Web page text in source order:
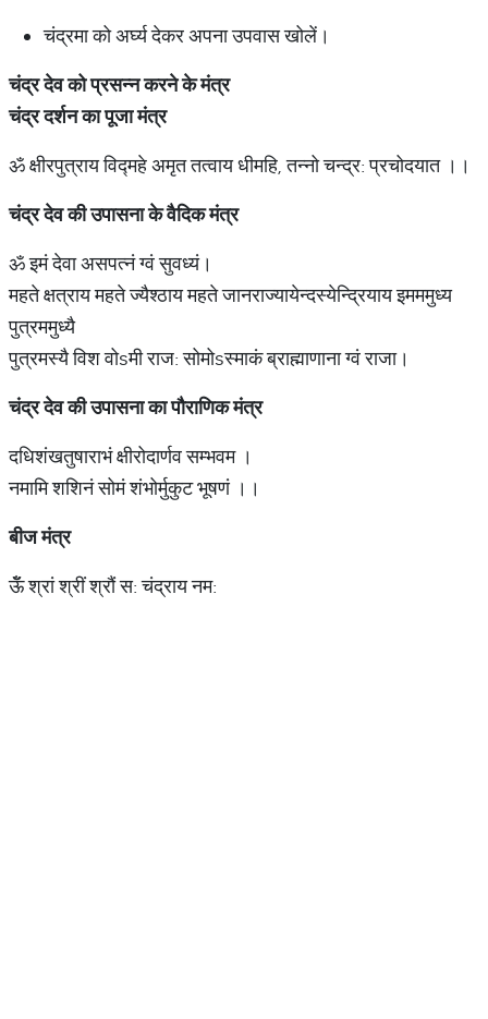
चंद्रमा को अर्घ्य देकर अपना उपवास खोलें।
चंद्र देव को प्रसन्न करने के मंत्र
चंद्र दर्शन का पूजा मंत्र
ॐ क्षीरपुत्राय विद्महे अमृत तत्वाय धीमहि, तन्नो चन्द्र: प्रचोदयात ।।
चंद्र देव की उपासना के वैदिक मंत्र
ॐ इमं देवा असपत्नं ग्वं सुवध्यं।
महते क्षत्राय महते ज्यैश्ठाय महते जानराज्यायेन्दस्येन्द्रियाय इमममुध्य
पुत्रममुध्यै
पुत्रमस्यै विश वोsमी राज: सोमोsस्माकं ब्राह्माणाना ग्वं राजा।
चंद्र देव की उपासना का पौराणिक मंत्र
दधिशंखतुषाराभं क्षीरोदार्णव सम्भवम ।
नमामि शशिनं सोमं शंभोर्मुकुट भूषणं ।।
बीज मंत्र
ऊॅँ श्रां श्रीं श्रौं स: चंद्राय नम: